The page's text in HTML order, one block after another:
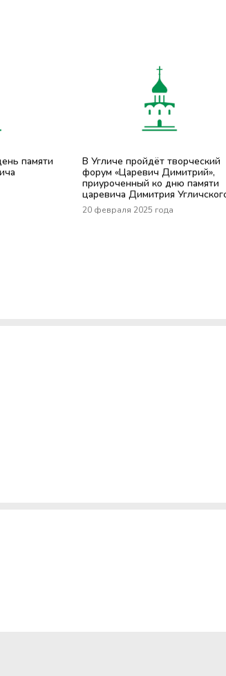
памяти
В Угличе пройдёт творческий
форум «Царевич Димитрий»,
приуроченный ко дню памяти
царевича Димитрия
20 февраля 2025 года